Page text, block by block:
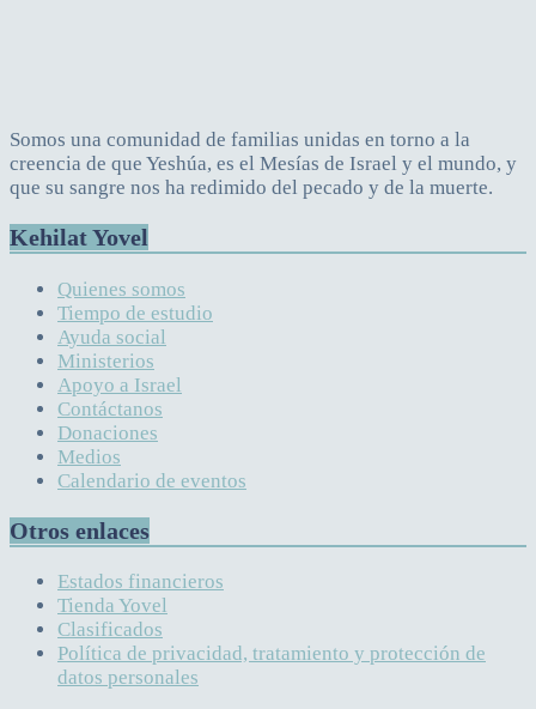
Somos una comunidad de familias unidas en torno a la
creencia de que Yeshúa, es el Mesías de Israel y el mundo, y
que su sangre nos ha redimido del pecado y de la muerte.
Kehilat Yovel
Quienes somos
Tiempo de estudio
Ayuda social
Ministerios
Apoyo a Israel
Contáctanos
Donaciones
Medios
Calendario de eventos
Otros enlaces
Estados financieros
Tienda Yovel
Clasificados
Política de privacidad, tratamiento y protección de
datos personales